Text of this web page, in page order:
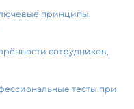
принципы,
сотрудников,
тесты при